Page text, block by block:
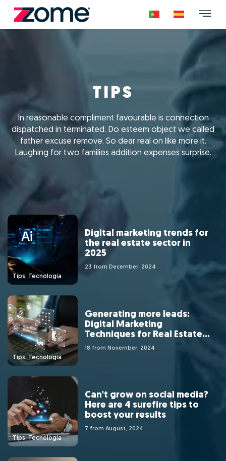
TIPS
In reasonable compliment favourable is connection
dispatched in terminated. Do esteem object we called
father excuse remove. So dear real on like more it.
Laughing for two families addition expenses surprise.
Tips, Tecnologia
Digital marketing trends for
the real estate sector in
2025
23 from December, 2024
Tips, Tecnologia
Generating more leads:
Digital Marketing
Techniques for Real Estate
Consultants
18 from November, 2024
Tips, Tecnologia
Can't grow on social media?
Here are 4 surefire tips to
boost your results
7 from August, 2024